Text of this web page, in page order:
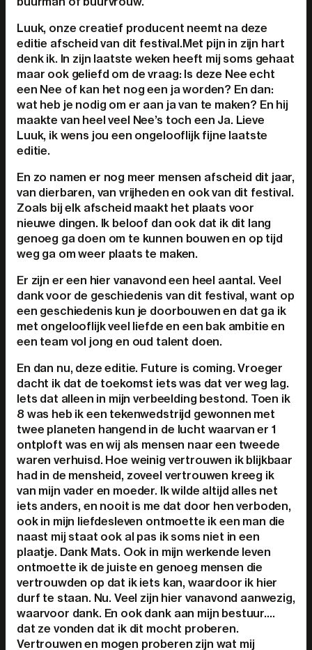
Luuk, onze creatief producent neemt na deze
editie afscheid van dit festival.Met pijn in zijn hart
denk ik. In zijn laatste weken heeft mij soms gehaat
maar ook geliefd om de vraag: Is deze Nee echt
een Nee of kan het nog een ja worden? En dan:
wat heb je nodig om er aan ja van te maken? En hij
maakte van heel veel Nee’s toch een Ja. Lieve
Luuk, ik wens jou een ongelooflijk fijne laatste
editie.
En zo namen er nog meer mensen afscheid dit jaar,
van dierbaren, van vrijheden en ook van dit festival.
Zoals bij elk afscheid maakt het plaats voor
nieuwe dingen. Ik beloof dan ook dat ik dit lang
genoeg ga doen om te kunnen bouwen en op tijd
weg ga om weer plaats te maken.
Er zijn er een hier vanavond een heel aantal. Veel
dank voor de geschiedenis van dit festival, want op
een geschiedenis kun je doorbouwen en dat ga ik
met ongelooflijk veel liefde en een bak ambitie en
een team vol jong en oud talent doen.
En dan nu, deze editie. Future is coming. Vroeger
dacht ik dat de toekomst iets was dat ver weg lag.
Iets dat alleen in mijn verbeelding bestond. Toen ik
8 was heb ik een tekenwedstrijd gewonnen met
twee planeten hangend in de lucht waarvan er 1
ontploft was en wij als mensen naar een tweede
waren verhuisd. Hoe weinig vertrouwen ik blijkbaar
had in de mensheid, zoveel vertrouwen kreeg ik
van mijn vader en moeder. Ik wilde altijd alles net
iets anders, en nooit is me dat door hen verboden,
ook in mijn liefdesleven ontmoette ik een man die
naast mij staat ook al pas ik soms niet in een
plaatje. Dank Mats. Ook in mijn werkende leven
ontmoette ik de juiste en genoeg mensen die
vertrouwden op dat ik iets kan, waardoor ik hier
durf te staan. Nu. Veel zijn hier vanavond aanwezig,
waarvoor dank. En ook dank aan mijn bestuur….
dat ze vonden dat ik dit mocht proberen.
Vertrouwen en mogen proberen zijn wat mij